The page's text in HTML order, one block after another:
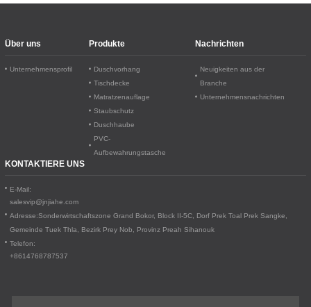
Über uns
Unternehmensprofil
Produkte
Duschvorhang
Tischdecke
Matratzenauflage
Staubschutz
Duschhaube
PVC-
Aufbewahrungstasche
Nachrichten
Neuigkeiten aus der
Branche
Unternehmensnachrichten
KONTAKTIERE UNS
E-Mail:
salesvip@jnjiahe.com
Adresse:Sonderwirtschaftszone Grand Bokor, Block II-5C, Dorf Prek Toal Prek Sangke,
Gemeinde Tuek Thla, Bezirk Prey Nob, Provinz Preah Sihanouk
Telefon:
+8614768787537